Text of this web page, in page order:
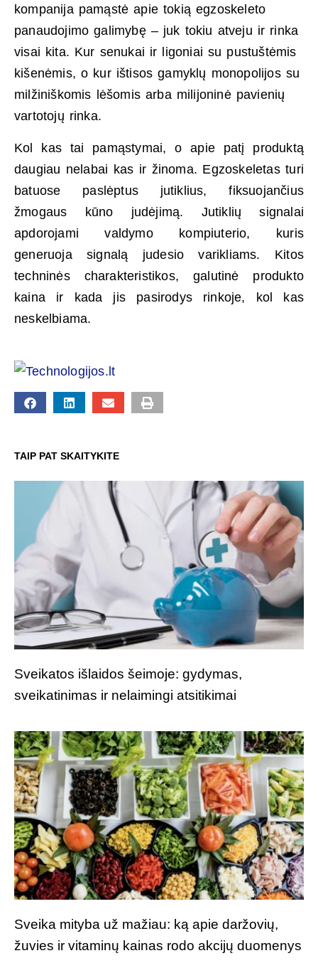
kompanija pamąstė apie tokią egzoskeleto
panaudojimo galimybę – juk tokiu atveju ir rinka
visai kita. Kur senukai ir ligoniai su pustuštėmis
kišenėmis, o kur ištisos gamyklų monopolijos su
milžiniškomis lėšomis arba milijoninė pavienių
vartotojų rinka.
Kol kas tai pamąstymai, o apie patį produktą
daugiau nelabai kas ir žinoma. Egzoskeletas turi
batuose paslėptus jutiklius, fiksuojančius
žmogaus kūno judėjimą. Jutiklių signalai
apdorojami valdymo kompiuterio, kuris
generuoja signalą judesio varikliams. Kitos
techninės charakteristikos, galutinė produkto
kaina ir kada jis pasirodys rinkoje, kol kas
neskelbiama.
TAIP PAT SKAITYKITE
Sveikatos išlaidos šeimoje: gydymas,
sveikatinimas ir nelaimingi atsitikimai
Sveika mityba už mažiau: ką apie daržovių,
žuvies ir vitaminų kainas rodo akcijų duomenys